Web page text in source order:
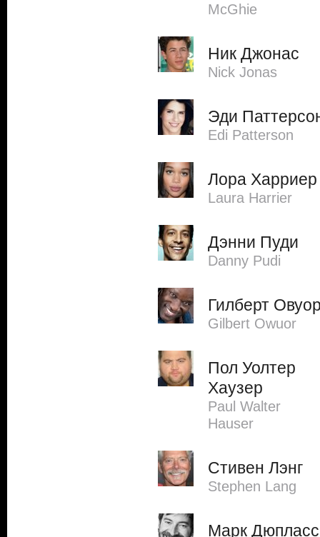
McGhie
Ник Джонас
Nick Jonas
Эди
Edi Patterson
Лора Харриер
Laura Harrier
Дэнни Пуди
Danny Pudi
Гилберт
Gilbert Owuor
Пол Уолтер
Хаузер
Paul Walter
Hauser
Стивен Лэнг
Stephen Lang
Марк Дюпласс